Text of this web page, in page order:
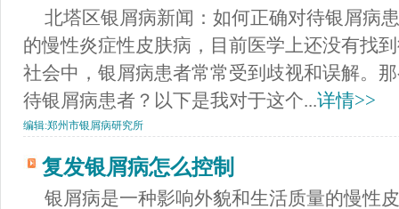
北塔区银屑病新闻：如何正确对待银屑病
的慢性炎症性皮肤病，目前医学上还没有找
社会中，银屑病患者常常受到歧视和误解。
待银屑病患者？以下是我对于这个...详情>>
编辑:郑州市银屑病研究所
复发银屑病怎么控制
银屑病是一种影响外貌和生活质量的慢性